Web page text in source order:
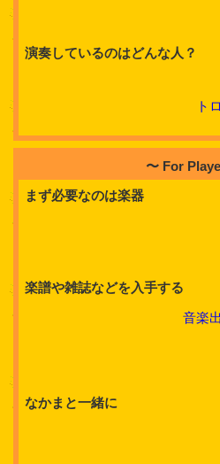
演奏しているのはどんな人？
ト
〜 For
まず必要なのは楽器
楽譜や雑誌などを入手する
音楽
なかまと一緒に